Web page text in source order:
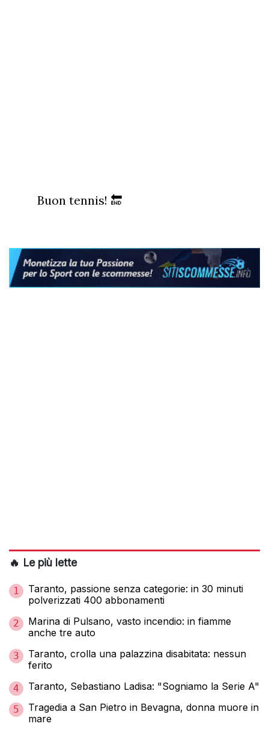
Buon tennis! 🔚
🔥 Le più lette
1
Taranto, passione senza categorie: in 30 minuti
polverizzati 400 abbonamenti
2
Marina di Pulsano, vasto incendio: in fiamme
anche tre auto
3
Taranto, crolla una palazzina disabitata: nessun
ferito
4 Taranto, Sebastiano Ladisa: "Sogniamo la Serie A"
5
Tragedia a San Pietro in Bevagna, donna muore in
mare